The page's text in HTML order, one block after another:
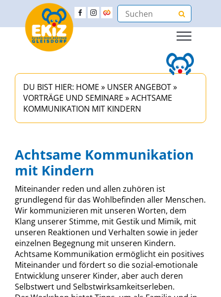
DU BIST HIER: HOME » UNSER ANGEBOT»
VORTRÄGE UND SEMINARE »ACHTSAME
KOMMUNIKATION MIT KINDERN
Achtsame Kommunikation
mit Kindern
Miteinander reden und allen zuhören ist
grundlegend für das Wohlbefinden aller Menschen.
Wir kommunizieren mit unseren Worten, dem
Klang unserer Stimme, mit Gestik und Mimik, mit
unseren Reaktionen und Verhalten sowie in jeder
einzelnen Begegnung mit unseren Kindern.
Achtsame Kommunikation ermöglicht ein positives
Miteinander und fördert so die sozial-emotionale
Entwicklung unserer Kinder, aber auch deren
Selbstwert und Selbstwirksamkeitserleben.